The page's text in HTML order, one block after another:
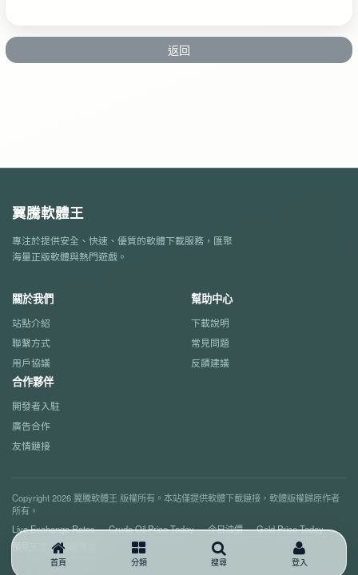
首頁 分類 搜尋 登入
返回
翼騰軟體王
專注於提供安全、快速、優質的軟體下載服務，匯聚
海量正版軟體與熱門遊戲。
關於我們
站點介紹
聯繫方式
用戶協議
幫助中心
下載說明
常見問題
反饋建議
合作夥伴
開發者入駐
廣告合作
友情鏈接
Copyright 2026 翼騰軟體王 版權所有。本站僅提供軟體下載鏈接，軟體版權歸原作者
所有。
Live Exchange Rates
Crude Oil Price Today 今日油價
Gold Price Today
預見天氣
郵編查詢